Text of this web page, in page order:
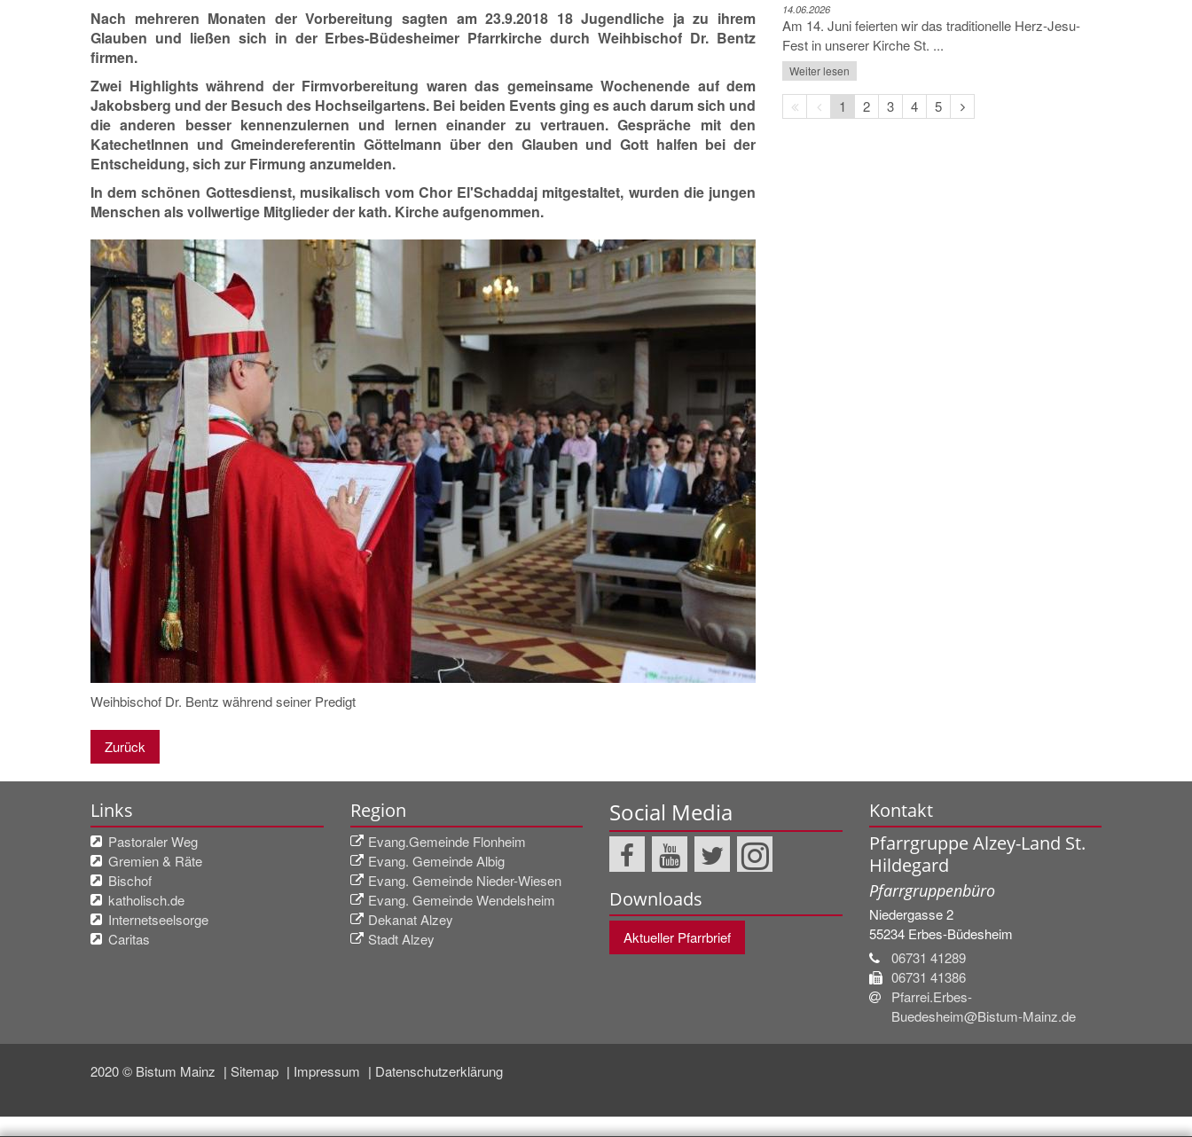
Nach mehreren Monaten der Vorbereitung sagten am 23.9.2018 18 Jugendliche ja zu ihrem
Glauben und ließen sich in der Erbes-Büdesheimer Pfarrkirche durch Weihbischof Dr. Bentz
firmen.
Zwei Highlights während der Firmvorbereitung waren das gemeinsame Wochenende auf dem
Jakobsberg und der Besuch des Hochseilgartens. Bei beiden Events ging es auch darum sich und
die anderen besser kennenzulernen und lernen einander zu vertrauen. Gespräche mit den
KatechetInnen und Gmeindereferentin Göttelmann über den Glauben und Gott halfen bei der
Entscheidung, sich zur Firmung anzumelden.
In dem schönen Gottesdienst, musikalisch vom Chor El'Schaddaj mitgestaltet, wurden die jungen
Menschen als vollwertige Mitglieder der kath. Kirche aufgenommen.
Weihbischof Dr. Bentz während seiner Predigt
Zurück
14.06.2026
Am 14. Juni feierten wir das traditionelle Herz-Jesu-
Fest in unserer Kirche St. ...
Weiter lesen
Erste
Seite
Vorherige
Seite
1 2 3 4 5
Nächste
Seite
Links
Pastoraler Weg
Gremien & Räte
Bischof
katholisch.de
Internetseelsorge
Caritas
Region
Evang.Gemeinde Flonheim
Evang. Gemeinde Albig
Evang. Gemeinde Nieder-Wiesen
Evang. Gemeinde Wendelsheim
Dekanat Alzey
Stadt Alzey
Social Media
Downloads
Aktueller Pfarrbrief
Kontakt
Pfarrgruppe Alzey-Land St.
Hildegard
Pfarrgruppenbüro
Niedergasse 2
55234 Erbes-Büdesheim
06731 41289
06731 41386
Pfarrei.Erbes-
Buedesheim@Bistum-Mainz.de
2020 © Bistum Mainz Sitemap Impressum Datenschutzerklärung